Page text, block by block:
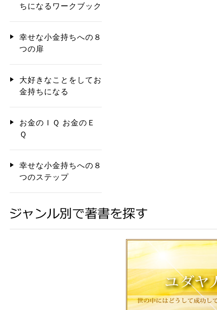
ちになるワークブック
幸せな小金持ちへの８
つの扉
大好きなことをしてお
金持ちになる
お金のＩＱ お金のＥ
Ｑ
幸せな小金持ちへの８
つのステップ